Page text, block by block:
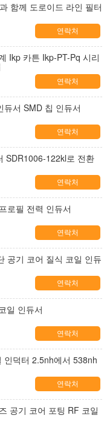
함께 도로이드 라인 필터
연락처
Ikp 카튼 Ikp-PT-Pq 시리
연락처
듀서 SMD 칩 인듀서
연락처
SDR1006-122kl로 전환
연락처
로필 전력 인듀서
연락처
공기 코어 질식 코일 인듀
연락처
일 인듀서
연락처
인덕터 2.5nh에서 538nh
연락처
공기 코어 포팅 RF 코일